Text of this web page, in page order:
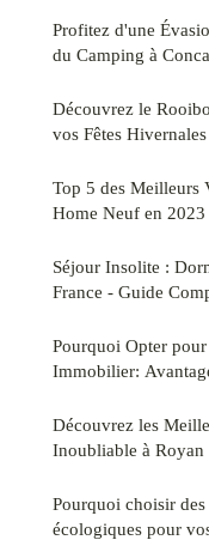
Profitez d'une
du Camping à
Découvrez le
vos Fêtes Hivernales
Top 5 des Meilleurs
Home Neuf en 2023
Séjour Insolite :
France - Guide
Pourquoi Opter
Immobilier:
Découvrez les
Inoubliable à Royan
Pourquoi choisir
écologiques pour